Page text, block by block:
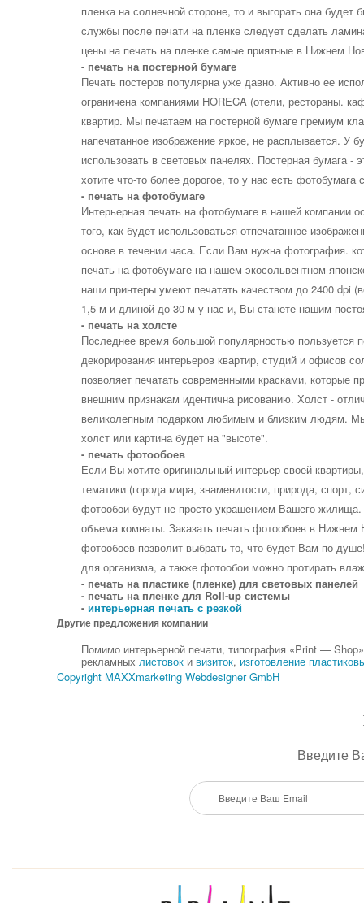
пленка на солнечной стороне, то и выгорать она
службы после печати на пленке следует сделать
цены на печать на пленке самые приятные в Нижнем
- печать на постерной бумаге
Печать постеров популярна уже давно. Активно ее
ограничена компаниями HORECA (отели, рестораны.
квартир. Мы печатаем на постерной бумаге премиум
напечатанное изображение яркое, не расплывается. У
использовать в световых панелях. Постерная бумага
хотите что-то более дорогое, то у нас есть
- печать на фотобумаге
Интерьерная печать на фотобумаге в нашей компании
того, как будет использоваться отпечатанное
основе в течении часа. Если Вам нужна фотография.
печать на фотобумаге на нашем экосольвентном
наши принтеры умеют печатать качеством до 2400 dpi
1,5 м и длиной до 30 м у нас и, Вы станете нашим
- печать на холсте
Последнее время большой популярностью пользуется
декорирования интерьеров квартир, студий и офисов
позволяет печатать современными красками, которые
внешним признакам идентична рисованию. Холст -
великолепным подарком любимым и близким людям. Мы
холст или картина будет на "высоте".
- печать фотообоев
Если Вы хотите оригинальный интерьер своей
тематики (города мира, знаменитости, природа,
фотообои будут не просто украшением Вашего
объема комнаты. Заказать печать фотообоев в
фотообоев позволит выбрать то, что будет Вам по
для организма, а также фотообои можно протирать
- печать на пластике (пленке) для световых панелей
- печать на пленке для Roll-up системы
- интерьерная печать с резкой
Другие предложения компании
Помимо интерьерной печати, типография «Print —
рекламных листовок и визиток, изготовление
Copyright MAXXmarketing Webdesigner GmbH
Введите